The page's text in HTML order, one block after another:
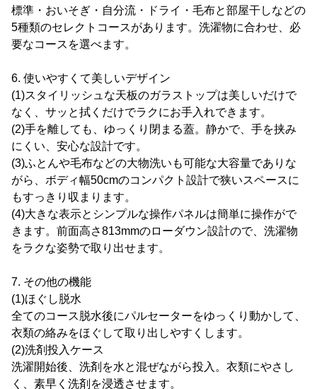
標準・おいそぎ・自分流・ドライ・毛布と部屋干しなどの
5種類のセレクトコースがあります。洗濯物に合わせ、必
要なコースを選べます。
6. 使いやすくて美しいデザイン
(1)スタイリッシュな天板のガラストップは美しいだけで
なく、サッと拭くだけでラクにお手入れできます。
(2)手を離しても、ゆっくり閉まる蓋。静かで、手を挟み
にくい、安心な設計です。
(3)ふとんや毛布などの大物洗いも可能な大容量でありな
がら、ボディ幅50cmのコンパクト設計で狭いスペースに
もすっきり収まります。
(4)大きな表示とシンプルな操作パネルは簡単に操作がで
きます。前面高さ813mmのローダウン設計ので、洗濯物
をラクな姿勢で取り出せます。
7. その他の機能
(1)ほぐし脱水
全てのコース脱水後にパルセーターをゆっくり動かして、
衣類の絡みをほぐして取り出しやすくします。
(2)洗剤投入ケース
洗濯開始後、洗剤を水と混ぜながら投入。衣類にやさし
く、素早く洗剤を浸透させます。